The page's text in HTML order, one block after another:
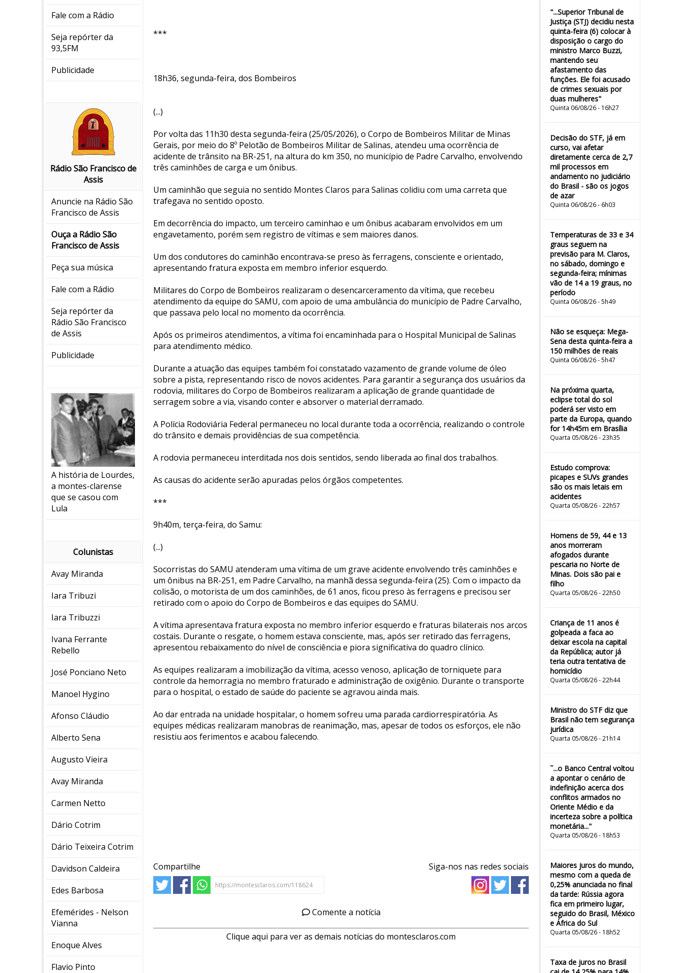
Fale com a Rádio
Seja repórter da
93,5FM
Publicidade
Rádio São Francisco de
Assis
Anuncie na Rádio São
Francisco de Assis
Ouça a Rádio São
Francisco de Assis
Peça sua música
Fale com a Rádio
Seja repórter da
Rádio São Francisco
de Assis
Publicidade
A história de Lourdes,
a montes-clarense
que se casou com
Lula
Colunistas
Avay Miranda
Iara Tribuzi
Iara Tribuzzi
Ivana Ferrante
Rebello
José Ponciano Neto
Manoel Hygino
Afonso Cláudio
Alberto Sena
Augusto Vieira
Avay Miranda
Carmen Netto
Dário Cotrim
Dário Teixeira Cotrim
Davidson Caldeira
Edes Barbosa
Efemérides - Nelson
Vianna
Enoque Alves
Flavio Pinto
"...Superior Tribunal de
Justiça (STJ) decidiu nesta
quinta-feira (6) colocar à
disposição o cargo do
ministro Marco Buzzi,
mantendo seu
afastamento das
funções. Ele foi acusado
de crimes sexuais por
duas mulheres"
Quinta 06/08/26 - 16h27
Decisão do STF, já em
curso, vai afetar
diretamente cerca de 2,7
mil processos em
andamento no judiciário
do Brasil - são os jogos
de azar
Quinta 06/08/26 - 6h03
Temperaturas de 33 e 34
graus seguem na
previsão para M. Claros,
no sábado, domingo e
segunda-feira; mínimas
vão de 14 a 19 graus, no
período
Quinta 06/08/26 - 5h49
Não se esqueça: Mega-
Sena desta quinta-feira a
150 milhões de reais
Quinta 06/08/26 - 5h47
Na próxima quarta,
eclipse total do sol
poderá ser visto em
parte da Europa, quando
for 14h45m em Brasília
Quarta 05/08/26 - 23h35
Estudo comprova:
picapes e SUVs grandes
são os mais letais em
acidentes
Quarta 05/08/26 - 22h57
Homens de 59, 44 e 13
anos morreram
afogados durante
pescaria no Norte de
Minas. Dois são pai e
filho
Quarta 05/08/26 - 22h50
Criança de 11 anos é
golpeada a faca ao
deixar escola na capital
da República; autor já
teria outra tentativa de
homicídio
Quarta 05/08/26 - 22h44
Ministro do STF diz que
Brasil não tem segurança
jurídica
Quarta 05/08/26 - 21h14
˜...o Banco Central voltou
a apontar o cenário de
indefinição acerca dos
conflitos armados no
Oriente Médio e da
incerteza sobre a política
monetária..."
Quarta 05/08/26 - 18h53
Maiores juros do mundo,
mesmo com a queda de
0,25% anunciada no final
da tarde: Rússia agora
fica em primeiro lugar,
seguido do Brasil, México
e África do Sul
Quarta 05/08/26 - 18h52
Taxa de juros no Brasil
***
18h36, segunda-feira, dos Bombeiros
(...)
Por volta das 11h30 desta segunda-feira (25/05/2026), o Corpo de Bombeiros Militar de Minas
Gerais, por meio do 8º Pelotão de Bombeiros Militar de Salinas, atendeu uma ocorrência de
acidente de trânsito na BR-251, na altura do km 350, no município de Padre Carvalho, envolvendo
três caminhões de carga e um ônibus.
Um caminhão que seguia no sentido Montes Claros para Salinas colidiu com uma carreta que
trafegava no sentido oposto.
Em decorrência do impacto, um terceiro caminhao e um ônibus acabaram envolvidos em um
engavetamento, porém sem registro de vítimas e sem maiores danos.
Um dos condutores do caminhão encontrava-se preso às ferragens, consciente e orientado,
apresentando fratura exposta em membro inferior esquerdo.
Militares do Corpo de Bombeiros realizaram o desencarceramento da vítima, que recebeu
atendimento da equipe do SAMU, com apoio de uma ambulância do município de Padre Carvalho,
que passava pelo local no momento da ocorrência.
Após os primeiros atendimentos, a vítima foi encaminhada para o Hospital Municipal de Salinas
para atendimento médico.
Durante a atuação das equipes também foi constatado vazamento de grande volume de óleo
sobre a pista, representando risco de novos acidentes. Para garantir a segurança dos usuários da
rodovia, militares do Corpo de Bombeiros realizaram a aplicação de grande quantidade de
serragem sobre a via, visando conter e absorver o material derramado.
A Polícia Rodoviária Federal permaneceu no local durante toda a ocorrência, realizando o controle
do trânsito e demais providências de sua competência.
A rodovia permaneceu interditada nos dois sentidos, sendo liberada ao final dos trabalhos.
As causas do acidente serão apuradas pelos órgãos competentes.
***
9h40m, terça-feira, do Samu:
(...)
Socorristas do SAMU atenderam uma vítima de um grave acidente envolvendo três caminhões e
um ônibus na BR-251, em Padre Carvalho, na manhã dessa segunda-feira (25). Com o impacto da
colisão, o motorista de um dos caminhões, de 61 anos, ficou preso às ferragens e precisou ser
retirado com o apoio do Corpo de Bombeiros e das equipes do SAMU.
A vítima apresentava fratura exposta no membro inferior esquerdo e fraturas bilaterais nos arcos
costais. Durante o resgate, o homem estava consciente, mas, após ser retirado das ferragens,
apresentou rebaixamento do nível de consciência e piora significativa do quadro clínico.
As equipes realizaram a imobilização da vítima, acesso venoso, aplicação de torniquete para
controle da hemorragia no membro fraturado e administração de oxigênio. Durante o transporte
para o hospital, o estado de saúde do paciente se agravou ainda mais.
Ao dar entrada na unidade hospitalar, o homem sofreu uma parada cardiorrespiratória. As
equipes médicas realizaram manobras de reanimação, mas, apesar de todos os esforços, ele não
resistiu aos ferimentos e acabou falecendo.
Compartilhe Siga-nos nas redes sociais
Comente a notícia
Clique aqui para ver as demais notícias do montesclaros.com